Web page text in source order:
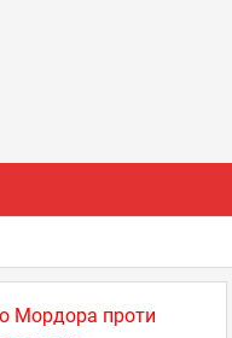
Мордора проти